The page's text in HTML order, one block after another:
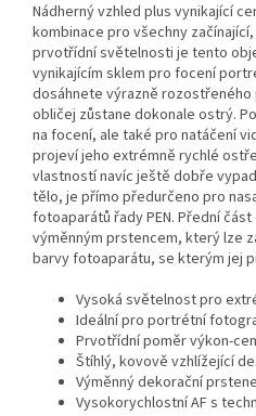
Nádherný vzhled plus vynikající
kombinace pro všechny
prvotřídní světelnosti je tento
vynikajícím sklem pro focení
dosáhnete výrazně
obličej zůstane dokonale ostrý.
na focení, ale také pro natáčení
projeví jeho extrémně rychlé
vlastností navíc ještě dobře
tělo, je přímo předurčeno pro
fotoaparátů řady PEN. Přední
výměnným prstencem, který lze
barvy fotoaparátu, se kterým jej
Vysoká světelnost pro
Ideální pro portrétní
Prvotřídní poměr výkon-
Štíhlý, kovově vzhlížející
Výměnný dekorační
Vysokorychlostní AF s